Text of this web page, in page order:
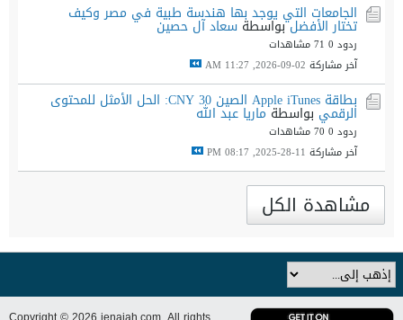
الجامعات التي يوجد بها هندسة طبية في مصر وكيف
تختار الأفضلبواسطة سعاد آل حصين
ردود 0
71 مشاهدات
آخر مشاركة 02-09-2026, 11:27 AM
بطاقة Apple iTunes الصين 30 CNY: الحل الأمثل للمحتوى
الرقمي بواسطةماريا عبد الله
ردود 0
70 مشاهدات
آخر مشاركة 11-28-2025, 08:17 PM
مشاهدة الكل